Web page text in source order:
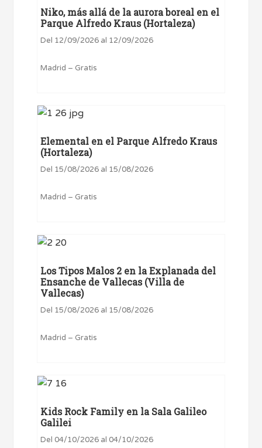
Niko, más allá de la aurora boreal en el
Parque Alfredo Kraus (Hortaleza)
Del 12/09/2026 al 12/09/2026
Madrid – Gratis
Elemental en el Parque Alfredo Kraus
(Hortaleza)
Del 15/08/2026 al 15/08/2026
Madrid – Gratis
Los Tipos Malos 2 en la Explanada del
Ensanche de Vallecas (Villa de
Vallecas)
Del 15/08/2026 al 15/08/2026
Madrid – Gratis
Kids Rock Family en la Sala Galileo
Galilei
Del 04/10/2026 al 04/10/2026